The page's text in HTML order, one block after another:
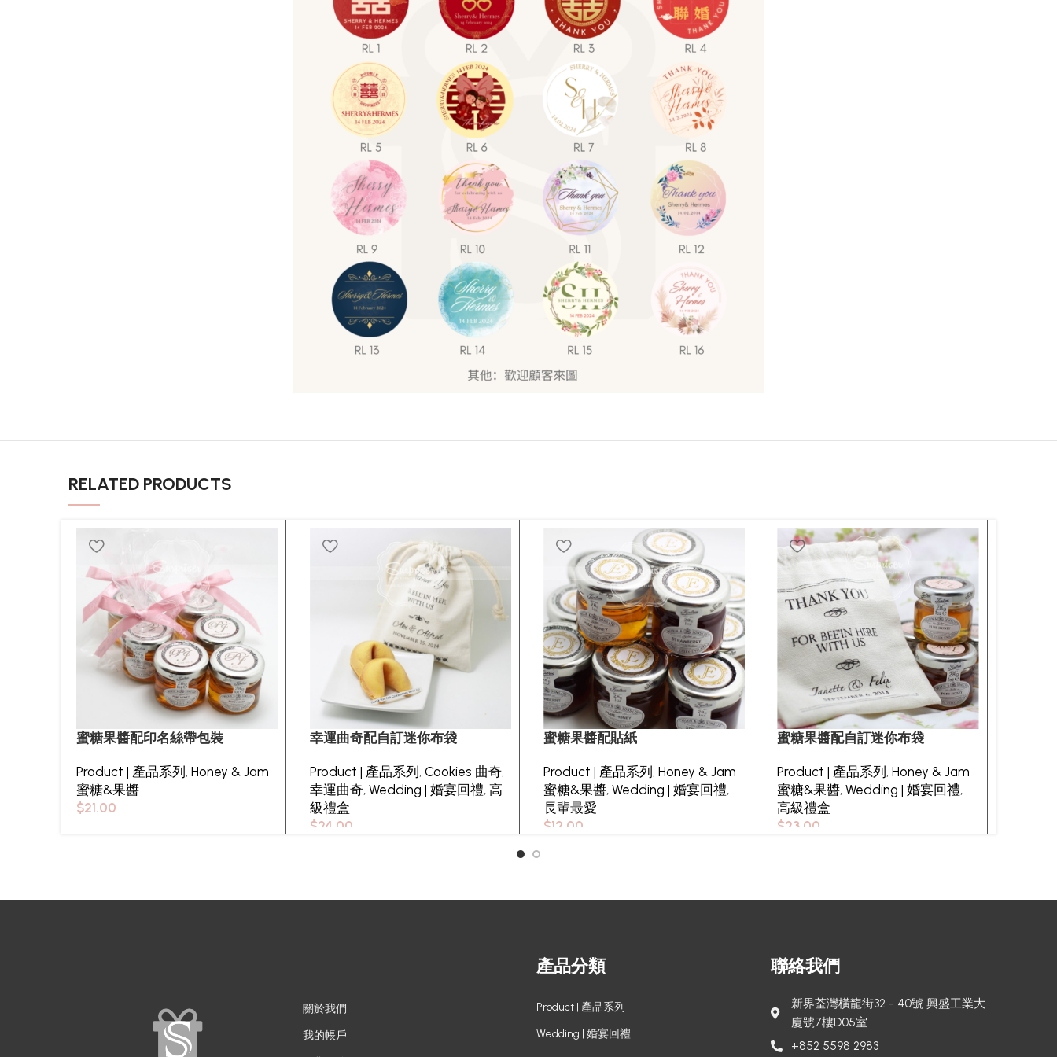
RELATED PRODUCTS
蜜糖果醬配印名絲帶包裝
Product | 產品系列 , Honey & Jam
蜜糖&果醬
$21.00
幸運曲奇配自訂迷你布袋
Product | 產品系列 ,Cookies 曲奇,
幸運曲奇,Wedding | 婚宴回禮,高
級禮盒
$24.00
蜜糖果醬配貼紙
Product | 產品系列 ,Honey & Jam
蜜糖&果醬,Wedding | 婚宴回禮,
長輩最愛
$12.00
蜜糖果醬配自訂迷你布袋
Product | 產品系列 ,Honey & Jam
蜜糖&果醬,Wedding | 婚宴回禮,
高級禮盒
$23.00
關於我們
我的帳戶
產品分類
Product | 產品系列
Wedding | 婚宴回禮
聯絡我們
新界荃灣橫龍街32 - 40號 興盛工業大
廈號7樓D05室
+852 5598 2983